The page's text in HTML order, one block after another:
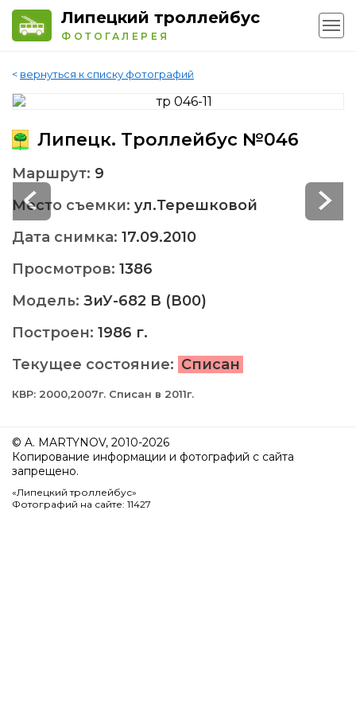
Липецкий троллейбус
ФОТОГАЛЕРЕЯ
< вернуться к списку фотографий
Липецк. Троллейбус №046
Маршрут: 9
Место съемки: ул.Терешковой
Дата снимка: 17.09.2010
Просмотров: 1386
Модель: ЗиУ-682 В (В00)
Построен: 1986 г.
Текущее состояние: Списан
КВР: 2000,2007г. Списан в 2011г.
© A. MARTYNOV, 2010-2026
Копирование информации и фотографий с сайта
запрещено.
«Липецкий троллейбус»
Фотографий на сайте: 11427